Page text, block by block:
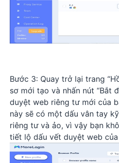
Bước 3: Quay trở lại trang
sơ mới tạo và nhấn nút “Bắt
duyệt web riêng tư mới của
này sẽ có một dấu vân tay
riêng tư và ảo, vì vậy bạn
tiết lộ dấu vết duyệt web